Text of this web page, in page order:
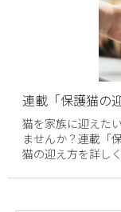
連載「保護猫の
猫を家族に迎えた
ませんか？連載「
猫の迎え方を詳し